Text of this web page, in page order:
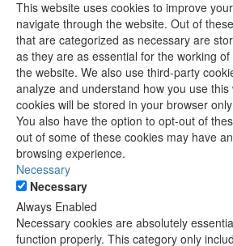
This website uses cookies to improve
navigate through the website. Out of
that are categorized as necessary are
as they are as essential for the working
the website. We also use third-party
analyze and understand how you use
cookies will be stored in your browser
You also have the option to opt-out of
out of some of these cookies may have
browsing experience.
Necessary
Necessary
Always Enabled
Necessary cookies are absolutely
function properly. This category only